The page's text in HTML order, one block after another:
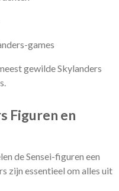
games
gewilde Skylanders
Figuren en
de Sensei-figuren een
zijn essentieel om alles uit